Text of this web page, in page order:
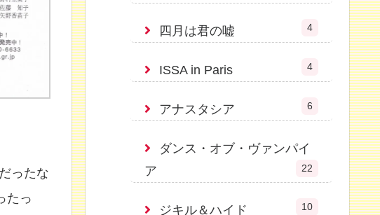
ったな
たっ
四月は君の嘘 4
ISSA in Paris 4
アナスタシア 6
ダンス・オブ・ヴァンパイ
ア
22
ジキル＆ハイド 10